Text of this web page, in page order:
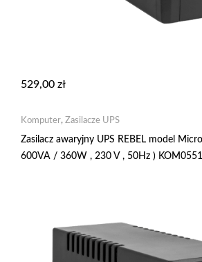
529,00 zł
Komputer, Zasilacze UPS
Zasilacz awaryjny UPS REBEL model
600VA / 360W , 230 V , 50Hz ) KOM0551